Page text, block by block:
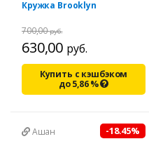
Кружка Brooklyn
630,00 руб.
700,00руб.
Купить с кэшбэком
до5,86%
Ашан -18.45%